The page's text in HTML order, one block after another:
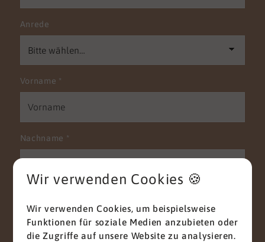
Anrede
Vorname *
Nachname *
Wir verwenden Cookies 🍪
Wir verwenden Cookies, um beispielsweise
Funktionen für soziale Medien anzubieten oder
die Zugriffe auf unsere Website zu analysieren.